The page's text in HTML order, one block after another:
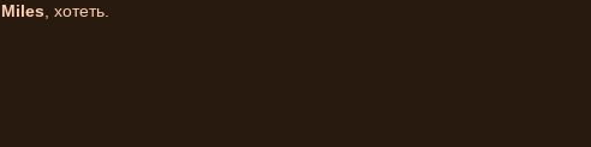
Miles , хотеть.